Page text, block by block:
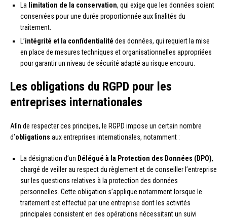
La limitation de la conservation, qui exige que les données soient
conservées pour une durée proportionnée aux finalités du
traitement.
L’intégrité et la confidentialité des données, qui requiert la mise
en place de mesures techniques et organisationnelles appropriées
pour garantir un niveau de sécurité adapté au risque encouru.
Les obligations du RGPD pour les
entreprises internationales
Afin de respecter ces principes, le RGPD impose un certain nombre
d’obligations aux entreprises internationales, notamment :
La désignation d’un Délégué à la Protection des Données (DPO),
chargé de veiller au respect du règlement et de conseiller l’entreprise
sur les questions relatives à la protection des données
personnelles. Cette obligation s’applique notamment lorsque le
traitement est effectué par une entreprise dont les activités
principales consistent en des opérations nécessitant un suivi